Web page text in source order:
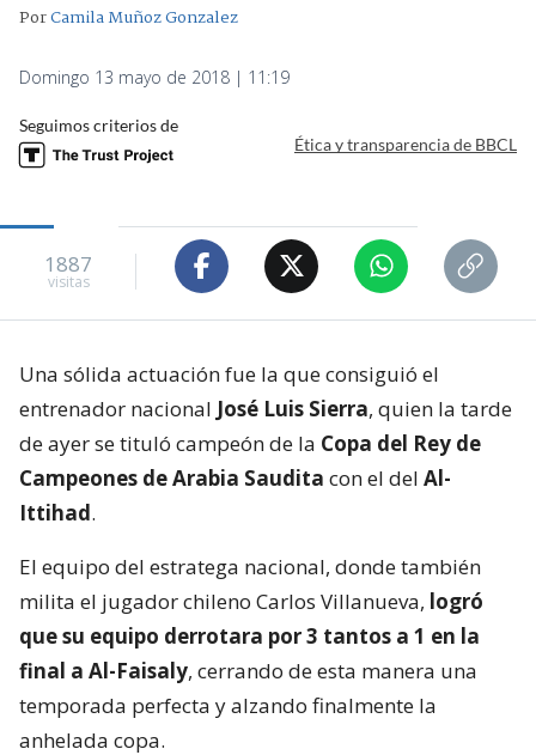
PorCamila Muñoz Gonzalez
Domingo 13 mayo de 2018 | 11:19
Seguimos criterios de
Ética y transparencia de BBCL
1887
visitas
Una sólida actuación fue la que consiguió el
entrenador nacional José Luis Sierra, quien la tarde
de ayer se tituló campeón de la Copa del Rey de
Campeones de Arabia Saudita con el del Al-
Ittihad.
El equipo del estratega nacional, donde también
milita el jugador chileno Carlos Villanueva, logró
que su equipo derrotara por 3 tantos a 1 en la
final a Al-Faisaly, cerrando de esta manera una
temporada perfecta y alzando finalmente la
anhelada copa.